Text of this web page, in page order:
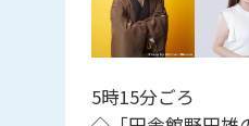
5時15分ごろ